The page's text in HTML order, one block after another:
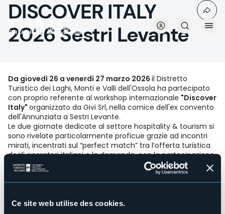
Ce site web utilise des cookies.
Aller
principal
DISCOVER ITALY
2026 Sestri Levante
Da giovedì 26 a venerdì 27 marzo 2026 il Distretto
Turistico dei Laghi, Monti e Valli dell'Ossola ha partecipato
con proprio referente al workshop internazionale "Discover
Italy" organizzato da Givi Srl,nella cornice dell'ex convento
dell'Annunziata a Sestri Levante.
Le due giornate dedicate al settore hospitality & tourism si
sono rivelate particolarmente proficue grazie ad incontri
mirati, incentrati sul “perfect match” tra l’offerta turistica
degli operatori italiani e la domanda, con la partecipazione
di oltre 100 buyer provenienti da tutto il mondo, in
particolare da Europa, Americhe, Medio Oriente e Penisola
Arabica.
ricca agenda di appuntamenti che hanno premesso di